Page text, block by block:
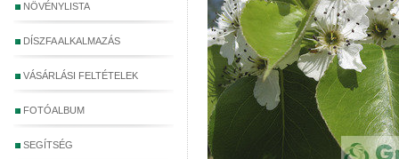
NÖVÉNYLISTA
DÍSZFA ALKALMAZÁS
VÁSÁRLÁSI FELTÉTELEK
FOTÓALBUM
SEGÍTSÉG